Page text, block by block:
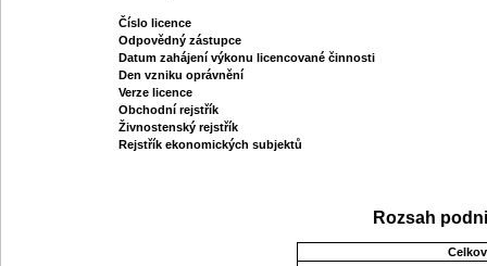
Číslo licence
Odpovědný zástupce
Datum zahájení výkonu licencované činnosti
Den vzniku oprávnění
Verze licence
Obchodní rejstřík
Živnostenský rejstřík
Rejstřík ekonomických subjektů
Rozsah